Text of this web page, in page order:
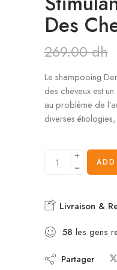
Des
269.00dh
Le shampooing
des cheveux est
au problème de
diverses
Livraison &
58 les gens
Partager